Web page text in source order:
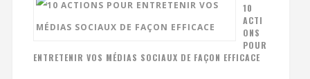
10
ACTI
ONS
POUR
ENTRETENIR VOS MÉDIAS SOCIAUX DE FAÇON EFFICACE